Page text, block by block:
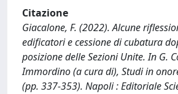
Citazione
Giacalone, F. (2022). Alcune
edificatori e cessione di cubatura
posizione delle Sezioni Unite. In G.
Immordino (a cura di), Studi in
(pp. 337-353). Napoli : Editoriale